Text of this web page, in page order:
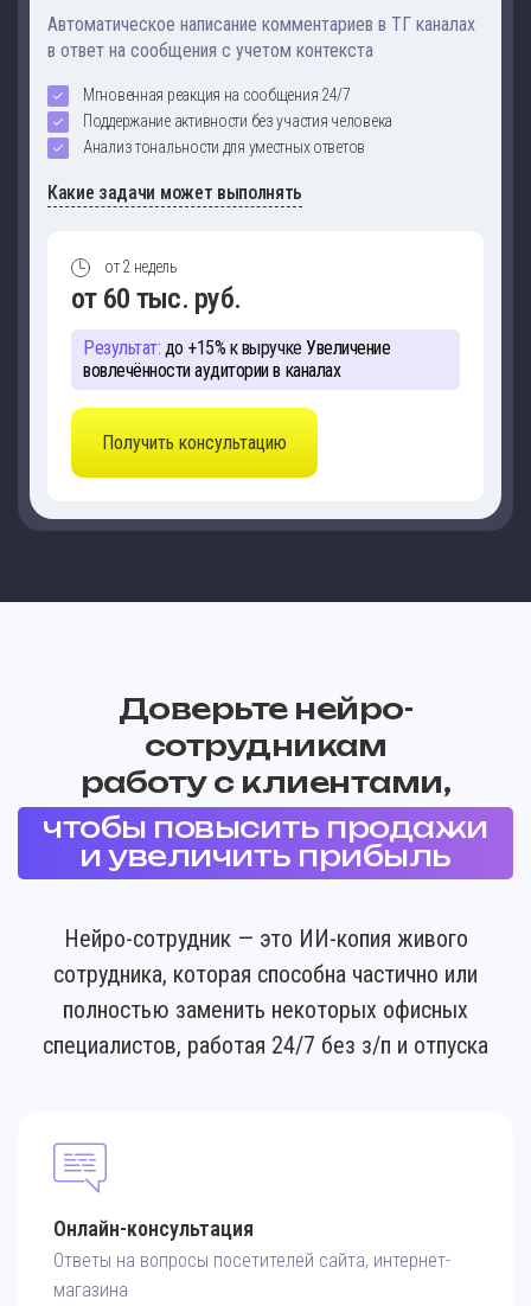
Автоматическое написание комментариев в ТГ каналах
в ответ на сообщения с учетом контекста
Мгновенная реакция на сообщения 24/7
Поддержание активности без участия человека
Анализ тональности для уместных ответов
Какие задачи может выполнять
от 2 недель
от 60 тыс. руб.
Результат: до +15% к выручке Увеличение
вовлечённости аудитории в каналах
Получить консультацию
Доверьте нейро-
сотрудникам
работу с клиентами,
чтобы повысить продажи
и увеличить прибыль
Нейро-сотрудник — это ИИ-копия живого
сотрудника, которая способна частично или
полностью заменить некоторых офисных
специалистов, работая 24/7 без з/п и отпуска
Онлайн-консультация
Ответы на вопросы посетителей сайта, интернет-
магазина